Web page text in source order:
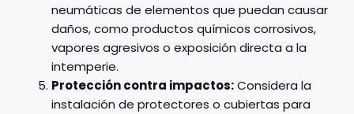
neumáticas de elementos que puedan causar
daños, como productos químicos corrosivos,
vapores agresivos o exposición directa a la
intemperie.
Protección contra impactos:Considera la
instalación de protectores o cubiertas para